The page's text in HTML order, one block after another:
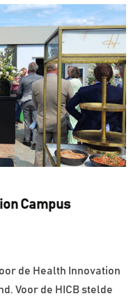
Campus
de Health Innovation
Voor de HICB stelde